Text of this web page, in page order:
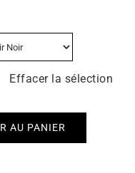
Effacer la sélection
AU PANIER